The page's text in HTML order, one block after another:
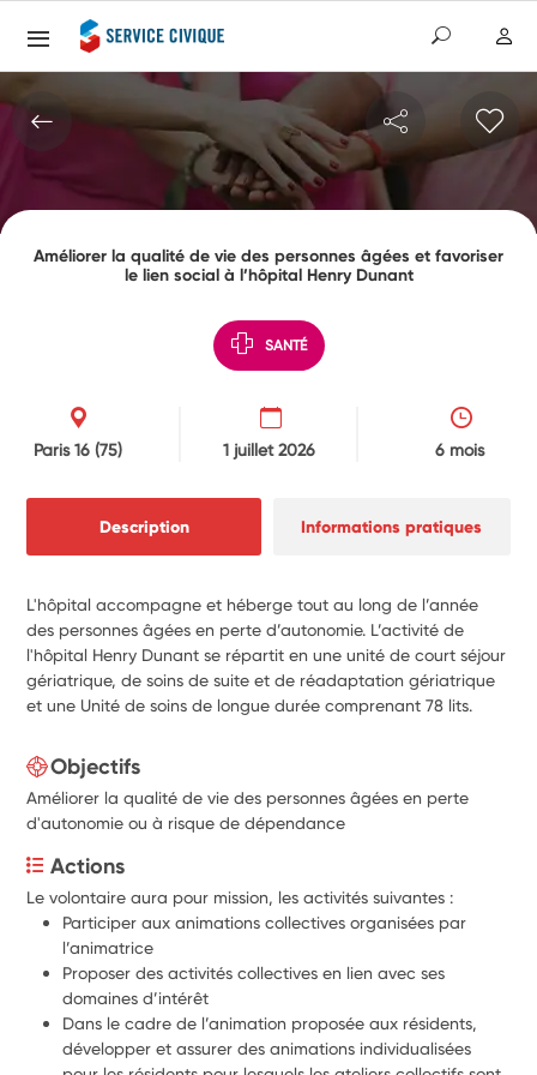
Améliorer la qualité de vie des personnes âgées et favoriser
le lien social à l’hôpital Henry Dunant
SANTÉ
Paris 16 (75) 1 juillet 2026 6 mois
Description Informations pratiques
L'hôpital accompagne et héberge tout au long de l’année
des personnes âgées en perte d’autonomie. L’activité de
l'hôpital Henry Dunant se répartit en une unité de court séjour
gériatrique, de soins de suite et de réadaptation gériatrique
et une Unité de soins de longue durée comprenant 78 lits.
Objectifs
Améliorer la qualité de vie des personnes âgées en perte
d'autonomie ou à risque de dépendance
Actions
Participer aux animations collectives organisées par
l’animatrice
Proposer des activités collectives en lien avec ses
domaines d’intérêt
Dans le cadre de l’animation proposée aux résidents,
développer et assurer des animations individualisées